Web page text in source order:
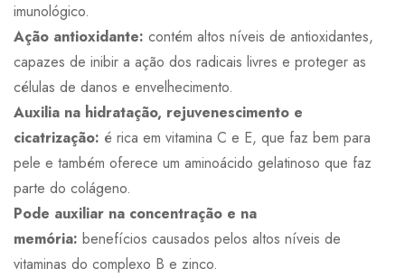
imunológico.
Ação antioxidante: contém altos níveis de antioxidantes,
capazes de inibir a ação dos radicais livres e proteger as
células de danos e envelhecimento.
Auxilia na hidratação, rejuvenescimento e
cicatrização: é rica em vitamina C e E, que faz bem para
pele e também oferece um aminoácido gelatinoso que faz
parte do colágeno.
Pode auxiliar na concentração e na
memória: benefícios causados pelos altos níveis de
vitaminas do complexo B e zinco.